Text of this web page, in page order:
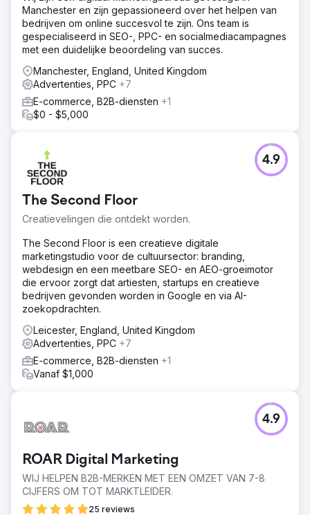
Manchester en zijn gepassioneerd over het helpen van
bedrijven om online succesvol te zijn. Ons team is
gespecialiseerd in SEO-, PPC- en socialmediacampagnes
met een duidelijke beoordeling van succes.
Manchester, England, United Kingdom
Advertenties, PPC +7
E-commerce, B2B-diensten +1
$0 - $5,000
The Second Floor
Creatievelingen die ontdekt worden.
4.9
The Second Floor is een creatieve digitale
marketingstudio voor de cultuursector: branding,
webdesign en een meetbare SEO- en AEO-groeimotor
die ervoor zorgt dat artiesten, startups en creatieve
bedrijven gevonden worden in Google en via AI-
zoekopdrachten.
Leicester, England, United Kingdom
Advertenties, PPC +7
E-commerce, B2B-diensten +1
Vanaf $1,000
ROAR Digital Marketing
WIJ HELPEN B2B-MERKEN MET EEN OMZET VAN 7-8
CIJFERS OM TOT MARKTLEIDER.
25 reviews
4.9